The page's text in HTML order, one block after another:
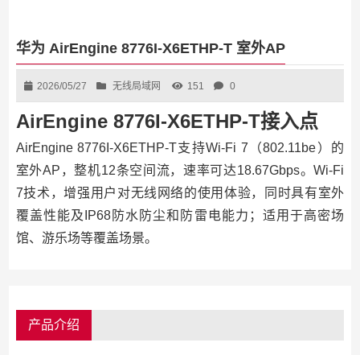
华为 AirEngine 8776I-X6ETHP-T 室外AP
2026/05/27 无线局域网 151 0
AirEngine 8776I-X6ETHP-T接入点
AirEngine 8776I-X6ETHP-T支持Wi-Fi 7（802.11be）的
室外AP，整机12条空间流，速率可达18.67Gbps。Wi-Fi
7技术，增强用户对无线网络的使用体验，同时具有室外
覆盖性能及IP68防水防尘和防雷电能力；适用于高密场
馆、游乐场等覆盖场景。
产品介绍